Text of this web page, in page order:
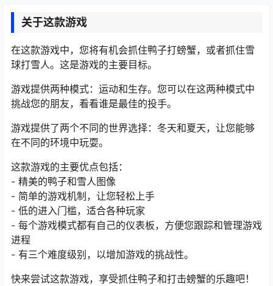
关于这款游戏
在这款游戏中，您将有机会抓住鸭子打螃蟹，或者抓住雪
球打雪人。这是游戏的主要目标。
游戏提供两种模式：运动和生存。您可以在这两种模式中
挑战您的朋友，看看谁是最佳的投手。
游戏提供了两个不同的世界选择：冬天和夏天，让您能够
在不同的环境中玩耍。
这款游戏的主要优点包括：
- 精美的鸭子和雪人图像
- 简单的游戏机制，让您轻松上手
- 低的进入门槛，适合各种玩家
- 每个游戏模式都有自己的仪表板，方便您跟踪和管理游戏
进程
- 有三个难度级别，以增加游戏的挑战性。
快来尝试这款游戏，享受抓住鸭子和打击螃蟹的乐趣吧！